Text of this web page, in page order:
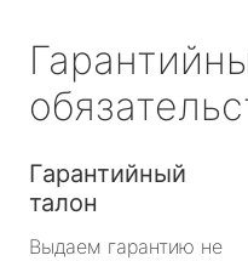
Гарантийный
талон
Выдаем гарантию не